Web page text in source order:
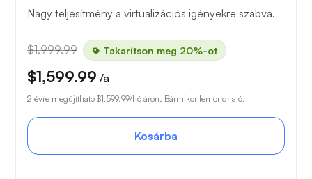
Nagy teljesítmény a virtualizációs igényekre szabva.
$1,999.99 Takarítson meg 20%-ot
$1,599.99 /a
2 évre megújítható $1,599.99/hó áron. Bármikor lemondható.
Kosárba